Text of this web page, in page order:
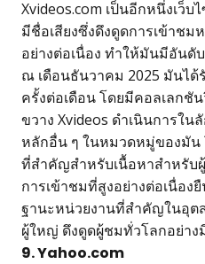
Xvideos.com เป็นอีกหนึ่งเว็
มีชื่อเสียงซึ่งดึงดูดการเข้าช
อย่างต่อเนื่อง ทำให้มันมีอันดั
ณ เดือนธันวาคม 2025 มันได้
ครั้งต่อเดือน โดยมีคอลเลกชั
ขวาง Xvideos ดำเนินการใ
หลักอื่น ๆ ในหมวดหมู่ของมัน
ที่สำคัญสำหรับเนื้อหาสำหรับ
การเข้าชมที่สูงอย่างต่อเนื่อ
ฐานะหน่วยงานที่สำคัญในอุต
ผู้ใหญ่ ดึงดูดผู้ชมทั่วโลกอย่า
9. Yahoo.com